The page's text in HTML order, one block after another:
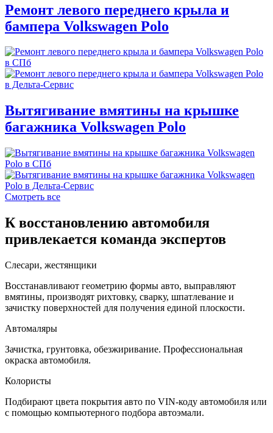
Ремонт левого переднего крыла и
бампера Volkswagen Polo
Вытягивание вмятины на крышке
багажника Volkswagen Polo
Смотреть все
К восстановлению автомобиля
привлекается команда экспертов
Слесари, жестянщики
Восстанавливают геометрию формы авто, выправляют
вмятины, производят рихтовку, сварку, шпатлевание и
зачистку поверхностей для получения единой плоскости.
Автомаляры
Зачистка, грунтовка, обезжиривание. Профессиональная
окраска автомобиля.
Колористы
Подбирают цвета покрытия авто по VIN-коду автомобиля или
с помощью компьютерного подбора автоэмали.